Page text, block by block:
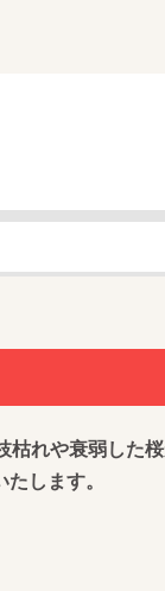
れや衰弱した
します。